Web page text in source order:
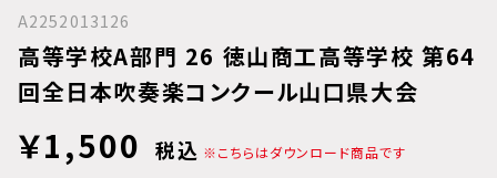
A2252013126
高等学校A部門 26 徳山商工高等学校 第64
回全日本吹奏楽コンクール山口県大会
￥1,500 税込 ※こちらはダウンロード商品です